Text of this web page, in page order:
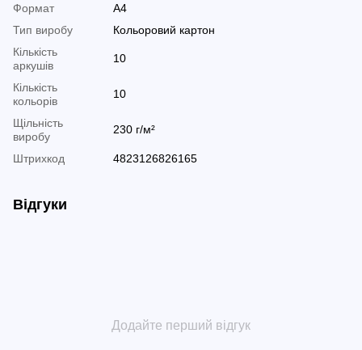
Формат
А4
Тип виробу
Кольоровий картон
Кількість
аркушів
10
Кількість
кольорів
10
Щільність
виробу
230 г/м²
Штрихкод 4823126826165
Відгуки
Додайте перший відгук